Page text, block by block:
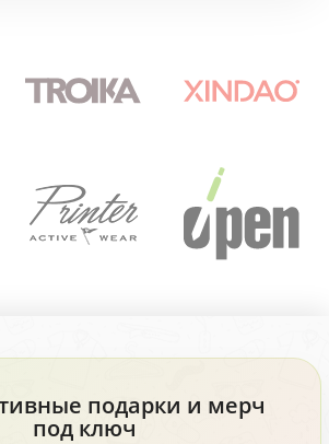
подарки и мерч
под ключ